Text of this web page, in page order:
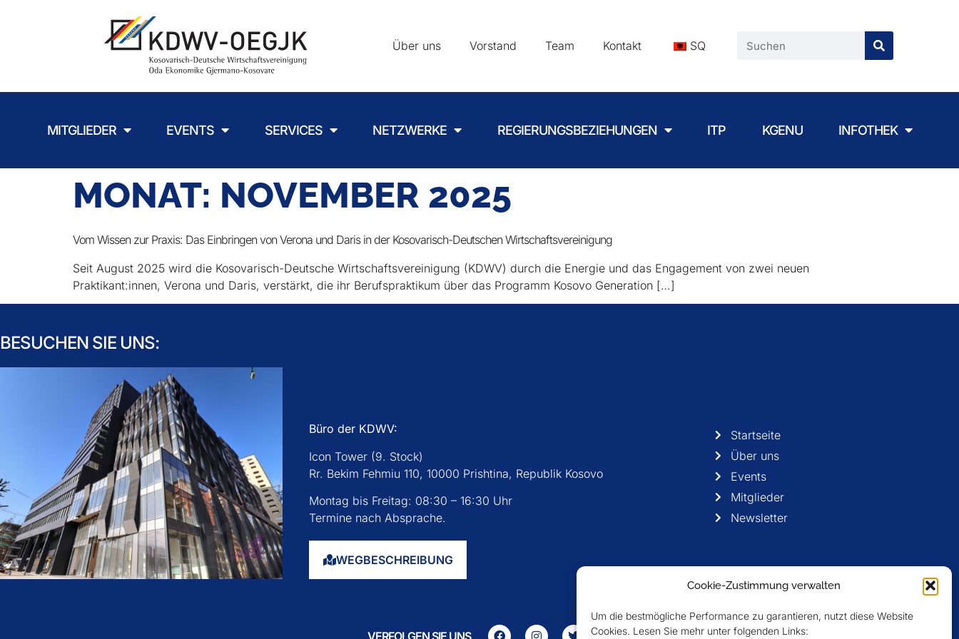
Cookie-Zustimmung verwalten
Um die bestmögliche Performance zu garantieren, nutzt diese Website
Cookies. Lesen Sie mehr unter folgenden Links:
Über uns Vorstand Team Kontakt SQ
MITGLIEDER EVENTS SERVICES NETZWERKE REGIERUNGSBEZIEHUNGEN ITP KGENU INFOTHEK
MONAT: NOVEMBER 2025
Vom Wissen zur Praxis: Das Einbringen von Verona und Daris in der Kosovarisch-Deutschen Wirtschaftsvereinigung
Seit August 2025 wird die Kosovarisch-Deutsche Wirtschaftsvereinigung (KDWV) durch die Energie und das Engagement von zwei neuen
Praktikant:innen, Verona und Daris, verstärkt, die ihr Berufspraktikum über das Programm Kosovo Generation […]
BESUCHEN SIE UNS:
Büro der KDWV:
Icon Tower (9. Stock)
Rr. Bekim Fehmiu 110, 10000 Prishtina, Republik Kosovo
Montag bis Freitag: 08:30 – 16:30 Uhr
Termine nach Absprache.
WEGBESCHREIBUNG
Startseite
Über uns
Events
Mitglieder
Newsletter